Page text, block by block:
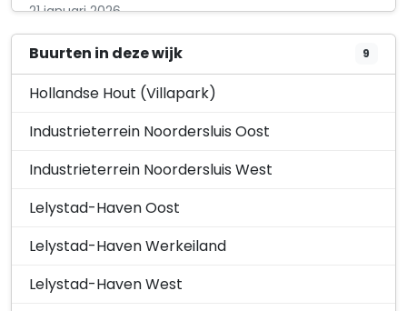
21 januari 2026
Kennisgeving Omgevingswet
Ingediende aanvraag voor een
omgevingsvergunning Loca…
Aangevraagd
17 september 2025
Buurten in deze wijk 9
Hollandse Hout (Villapark)
Industrieterrein Noordersluis Oost
Industrieterrein Noordersluis West
Lelystad-Haven Oost
Lelystad-Haven Werkeiland
Lelystad-Haven West